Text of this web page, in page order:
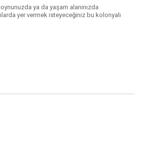
ya da yaşam alanınızda
yer vermek isteyeceğiniz bu kolonyalı